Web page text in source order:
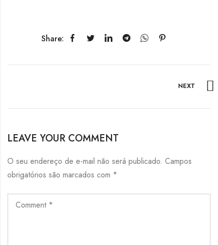
Share:
NEXT
LEAVE YOUR COMMENT
O seu endereço de e-mail não será publicado. Campos
obrigatórios são marcados com *